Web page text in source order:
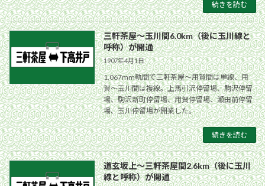
続きを読む
三軒茶屋〜玉川間6.0km（後に玉川線と
呼称）が開通
1907年4月1日
1,067mm軌間で三軒茶屋〜用賀間は単線、用
賀〜玉川間は複線。上馬引沢停留場、駒沢停留
場、駒沢新町停留場、用賀停留場、瀬田前停留
場、玉川停留場が開業した。
続きを読む
道玄坂上〜三軒茶屋間2.6km（後に玉川
線と呼称）が開通